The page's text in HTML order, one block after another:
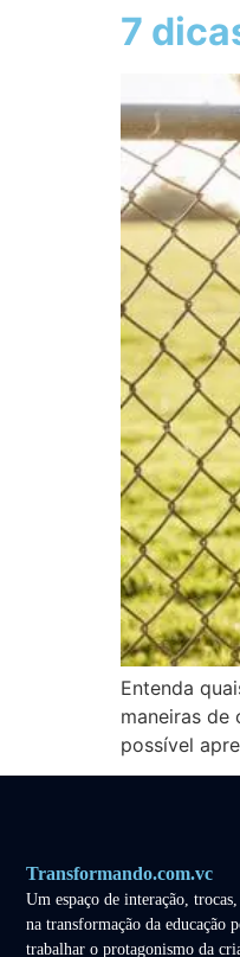
7
Entenda
maneiras de
possível
Transformando.com.vc
Um espaço de interação,
na transformação da educação
trabalhar o protagonismo da